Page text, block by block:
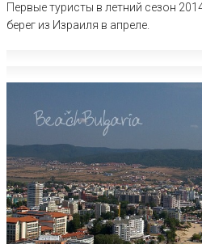
Первые туристы в летний сезон
берег из Израиля в апреле.